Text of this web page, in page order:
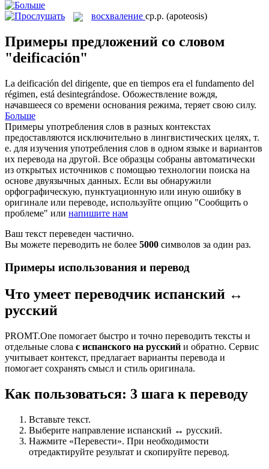
восхваление ср.р. (apoteosis)
Примеры предложений со словом
"deificación"
La deificación del dirigente, que en tiempos era el fundamento del
régimen, está desintegrándose. Обожествление вождя,
начавшееся со времени основания режима, теряет свою силу.
Больше
Примеры употребления слов в разных контекстах
предоставляются исключительно в лингвистических целях, т.
е. для изучения употребления слов в одном языке и вариантов
их перевода на другой. Все образцы собраны автоматически
из открытых источников с помощью технологии поиска на
основе двуязычных данных. Если вы обнаружили
орфографическую, пунктуационную или иную ошибку в
оригинале или переводе, используйте опцию "Сообщить о
проблеме" или напишите нам
Ваш текст переведен частично.
Вы можете переводить не более 5000 символов за один раз.
Примеры использования и перевод
Что умеет переводчик испанский ↔
русский
PROMT.One помогает быстро и точно переводить тексты и
отдельные слова с испанского на русский и обратно. Сервис
учитывает контекст, предлагает варианты перевода и
помогает сохранять смысл и стиль оригинала.
Как пользоваться: 3 шага к переводу
Вставьте текст.
Выберите направление испанский ↔ русский.
Нажмите «Перевести». При необходимости
отредактируйте результат и скопируйте перевод.